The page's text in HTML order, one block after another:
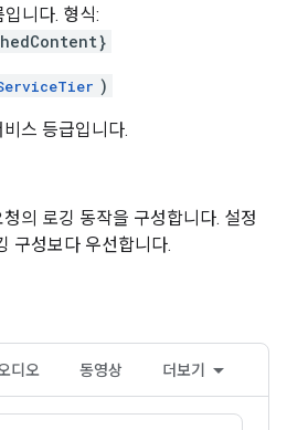
니다. 형식:
)
스 등급입니다.
의 로깅 동작을 구성합니다. 설정
구성보다 우선합니다.
디오 동영상 더보기